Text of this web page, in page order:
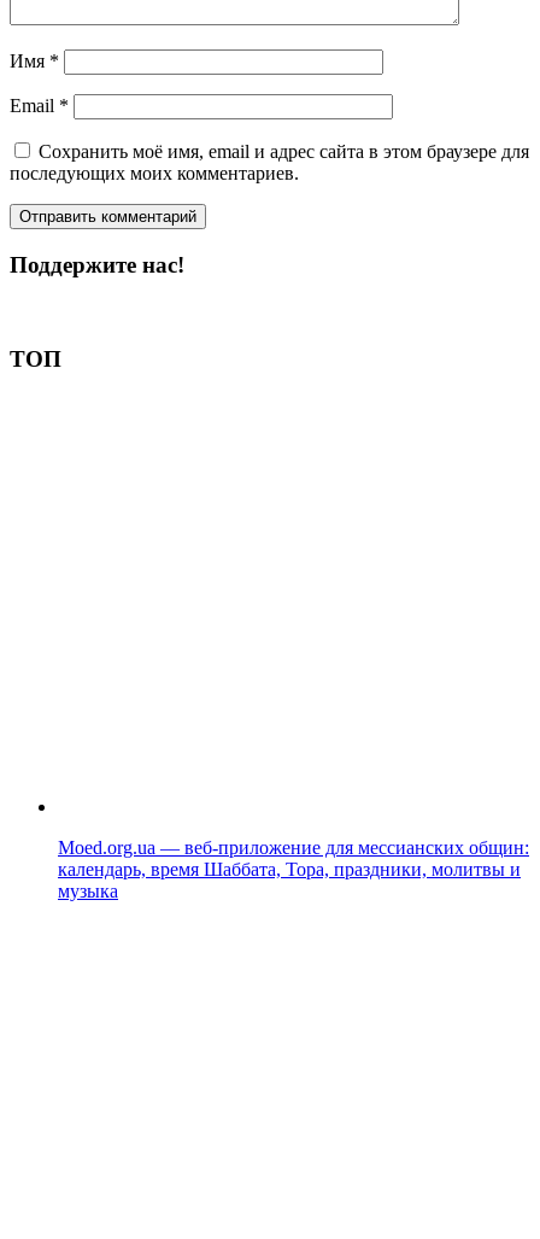
Имя *
Email *
Сохранить моё имя, email и адрес сайта в этом браузере для
последующих моих комментариев.
Поддержите нас!
ТОП
Moed.org.ua — веб-приложение для мессианских общин:
календарь, время Шаббата, Тора, праздники, молитвы и
музыка